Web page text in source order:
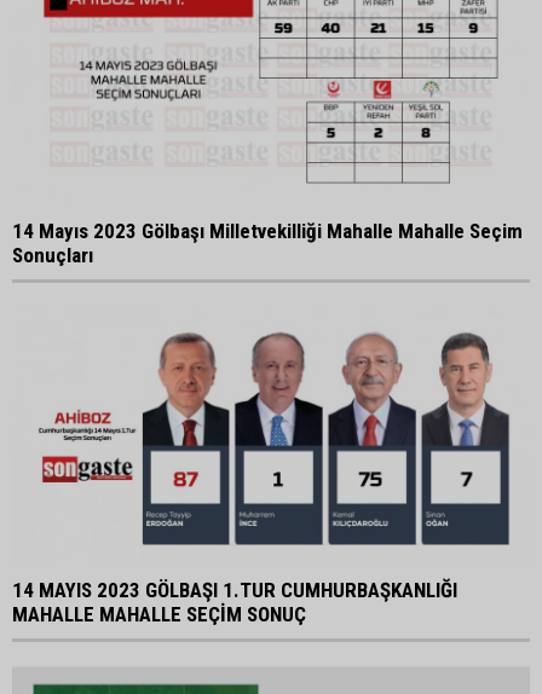
14 Mayıs 2023 Gölbaşı Milletvekilliği Mahalle Mahalle Seçim
Sonuçları
14 MAYIS 2023 GÖLBAŞI 1.TUR CUMHURBAŞKANLIĞI
MAHALLE MAHALLE SEÇİM SONUÇ